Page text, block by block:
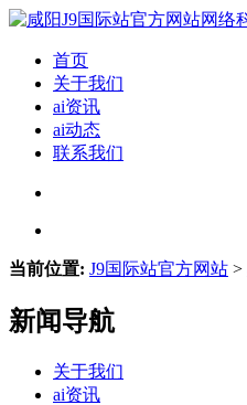
首页
关于我们
ai资讯
ai动态
联系我们
当前位置: J9国际站官方网站 >
新闻导航
关于我们
ai资讯